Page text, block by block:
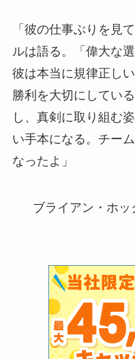
「彼の仕事ぶりを見
ルは語る。「偉大な
彼は本当に規律正し
勝利を大切にしてい
し、真剣に取り組む
い手本になる。チー
なったよ」
ブライアン・ホ